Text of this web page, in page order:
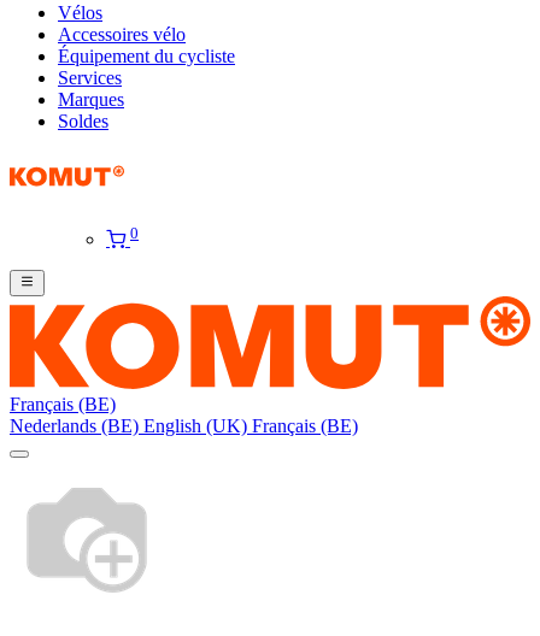
Vélos
Accessoires vélo
Équipement du cycliste
Services
Marques
Soldes
0
Français (BE)
Nederlands (BE) English (UK) Français (BE)